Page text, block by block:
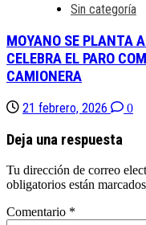
Sin categoría
MOYANO SE PLANTA
CELEBRA EL PARO
CAMIONERA
21 febrero, 2026 0
Deja una respuesta
Tu dirección de correo
obligatorios están
Comentario *